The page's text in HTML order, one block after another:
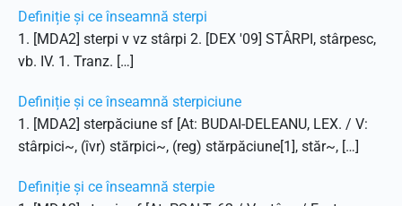
Definiție și ce înseamnă sterpi
1. [MDA2] sterpi v vz stârpi 2. [DEX '09] STÂRPI, stârpesc,
vb. IV. 1. Tranz. […]
Definiție și ce înseamnă sterpiciune
1. [MDA2] sterpăciune sf [At: BUDAI-DELEANU, LEX. / V:
stârpici~, (îvr) stărpici~, (reg) stărpăciune[1], stăr~, […]
Definiție și ce înseamnă sterpie